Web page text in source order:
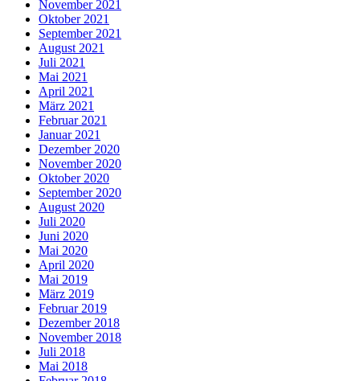
November 2021
Oktober 2021
September 2021
August 2021
Juli 2021
Mai 2021
April 2021
März 2021
Februar 2021
Januar 2021
Dezember 2020
November 2020
Oktober 2020
September 2020
August 2020
Juli 2020
Juni 2020
Mai 2020
April 2020
Mai 2019
März 2019
Februar 2019
Dezember 2018
November 2018
Juli 2018
Mai 2018